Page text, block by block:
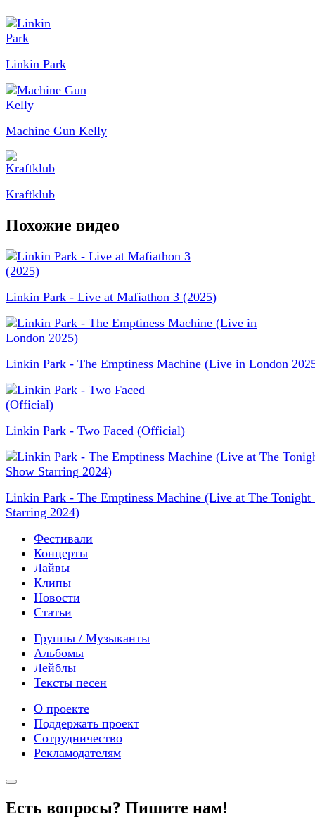
Linkin Park
Machine Gun Kelly
Kraftklub
Похожие видео
Linkin Park - Live at Mafiathon 3 (2025)
Linkin Park - The Emptiness Machine (Live in London
Linkin Park - Two Faced (Official)
Linkin Park - The Emptiness Machine (Live at The Tonight
Starring 2024)
Фестивали
Концерты
Лайвы
Клипы
Новости
Статьи
Группы / Музыканты
Альбомы
Лейблы
Тексты песен
О проекте
Поддержать проект
Сотрудничество
Рекламодателям
Есть вопросы? Пишите нам!